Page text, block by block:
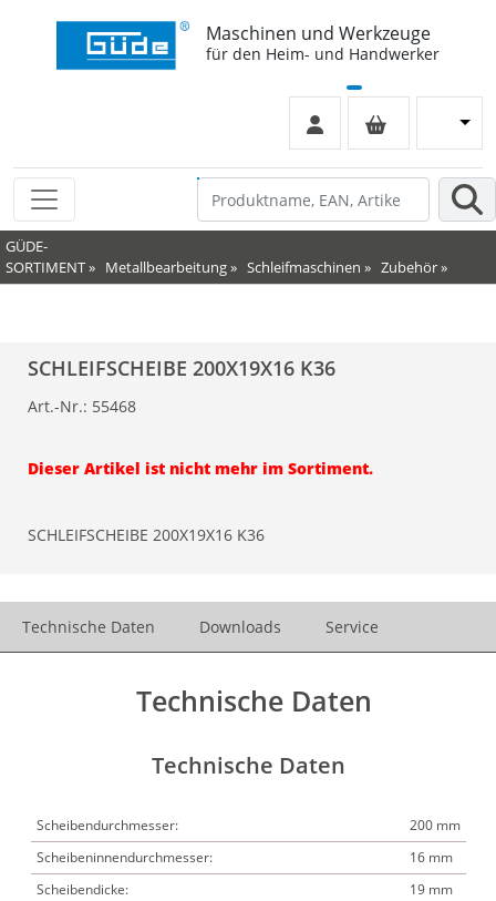
Maschinen und Werkzeuge
für den Heim- und Handwerker
GÜDE-
SORTIMENT» Metallbearbeitung» Schleifmaschinen » Zubehör»
SCHLEIFSCHEIBE 200X19X16 K36
Art.-Nr.: 55468
Dieser Artikel ist nicht mehr im Sortiment.
SCHLEIFSCHEIBE 200X19X16 K36
Technische Daten Downloads Service
Technische Daten
Technische Daten
Scheibendurchmesser:
200 mm
Scheibeninnendurchmesser:
16 mm
Scheibendicke:
19 mm